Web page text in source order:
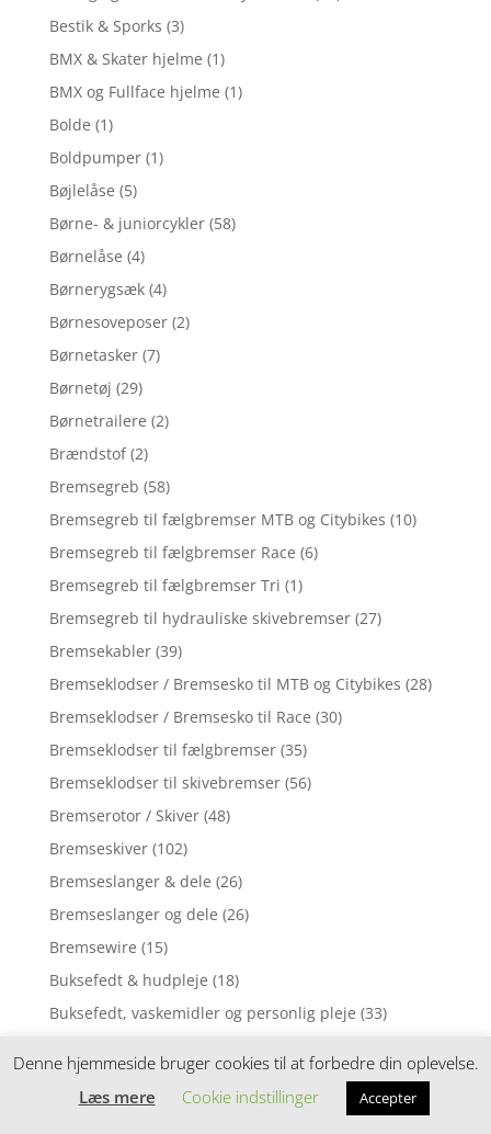
Bestik & Sporks (3)
BMX & Skater hjelme (1)
BMX og Fullface hjelme (1)
Bolde (1)
Boldpumper (1)
Bøjlelåse (5)
Børne- & juniorcykler (58)
Børnelåse (4)
Børnerygsæk (4)
Børnesoveposer (2)
Børnetasker (7)
Børnetøj (29)
Børnetrailere (2)
Brændstof (2)
Bremsegreb (58)
Bremsegreb til fælgbremser MTB og Citybikes (10)
Bremsegreb til fælgbremser Race (6)
Bremsegreb til fælgbremser Tri (1)
Bremsegreb til hydrauliske skivebremser (27)
Bremsekabler (39)
Bremseklodser / Bremsesko til MTB og Citybikes (28)
Bremseklodser / Bremsesko til Race (30)
Bremseklodser til fælgbremser (35)
Bremseklodser til skivebremser (56)
Bremserotor / Skiver (48)
Bremseskiver (102)
Bremseslanger & dele (26)
Bremseslanger og dele (26)
Bremsewire (15)
Buksefedt & hudpleje (18)
Buksefedt, vaskemidler og personlig pleje (33)
Bukser & Shorts
(84)
Campagnolo 10 speed
Denne hjemmeside bruger cookies til at forbedre din oplevelse.
Læs mere
Cookie indstillinger Accepter